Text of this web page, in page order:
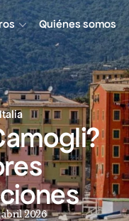
Quiénes somos
Italia
2026